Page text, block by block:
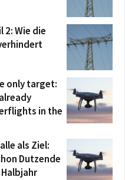
2: Wie die
only target:
in the
als Ziel:
Dutzende